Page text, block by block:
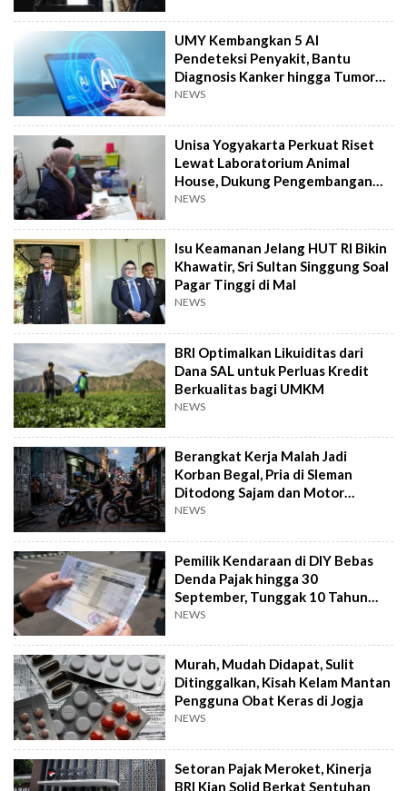
UMY Kembangkan 5 AI
Pendeteksi Penyakit, Bantu
Diagnosis Kanker hingga Tumor
Otak Lebih Cepat
NEWS
Unisa Yogyakarta Perkuat Riset
Lewat Laboratorium Animal
House, Dukung Pengembangan
Kandidat Obat
NEWS
Isu Keamanan Jelang HUT RI Bikin
Khawatir, Sri Sultan Singgung Soal
Pagar Tinggi di Mal
NEWS
BRI Optimalkan Likuiditas dari
Dana SAL untuk Perluas Kredit
Berkualitas bagi UMKM
NEWS
Berangkat Kerja Malah Jadi
Korban Begal, Pria di Sleman
Ditodong Sajam dan Motor
Digasak
NEWS
Pemilik Kendaraan di DIY Bebas
Denda Pajak hingga 30
September, Tunggak 10 Tahun
Cukup Bayar 5 Tahun
NEWS
Murah, Mudah Didapat, Sulit
Ditinggalkan, Kisah Kelam Mantan
Pengguna Obat Keras di Jogja
NEWS
Setoran Pajak Meroket, Kinerja
BRI Kian Solid Berkat Sentuhan